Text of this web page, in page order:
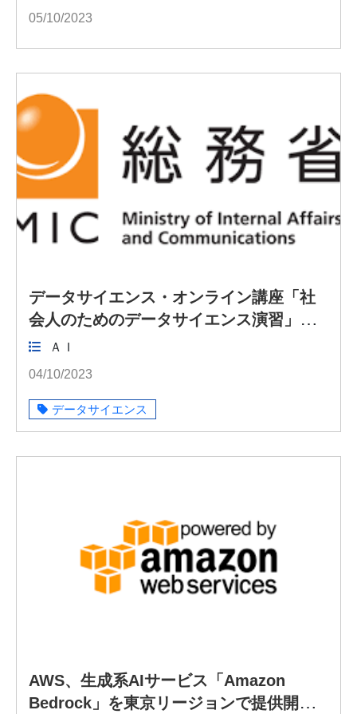
05/10/2023
データサイエンス・オンライン講座「社
会人のためのデータサイエンス演習」の
開講中
ＡＩ
04/10/2023
データサイエンス
AWS、生成系AIサービス「Amazon
Bedrock」を東京リージョンで提供開